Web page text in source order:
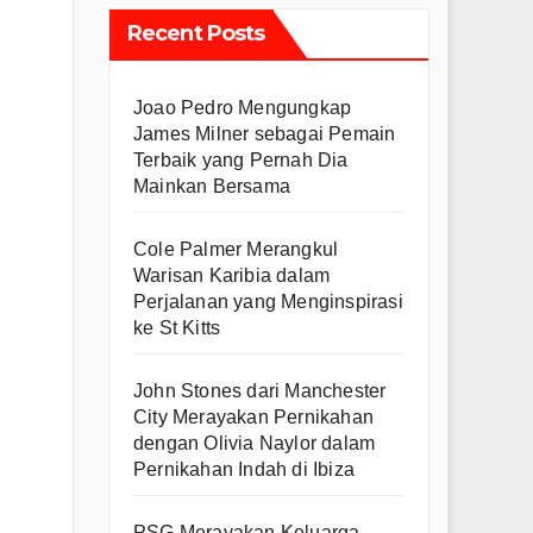
Recent Posts
Joao Pedro Mengungkap
James Milner sebagai Pemain
Terbaik yang Pernah Dia
Mainkan Bersama
Cole Palmer Merangkul
Warisan Karibia dalam
Perjalanan yang Menginspirasi
ke St Kitts
John Stones dari Manchester
City Merayakan Pernikahan
dengan Olivia Naylor dalam
Pernikahan Indah di Ibiza